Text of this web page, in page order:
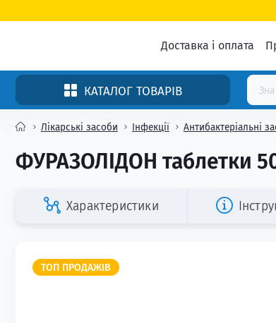
Доставка і оплата
КАТАЛОГ ТОВАРІВ
Лікарські засоби Інфекції Антибактеріальні
ФУРАЗОЛІДОН таблетки
Характеристики
ТОП ПРОДАЖІВ